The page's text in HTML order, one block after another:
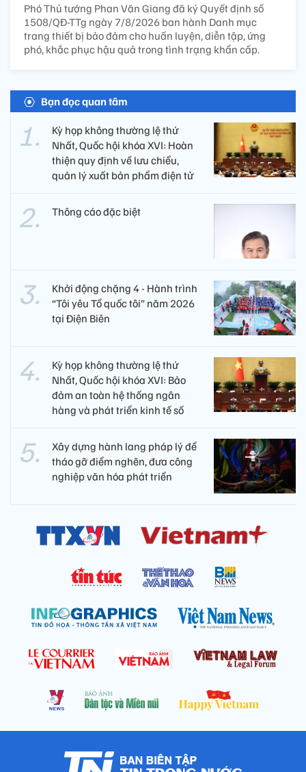
Phó Thủ tướng Phan Văn Giang đã ký Quyết định số
1508/QĐ-TTg ngày 7/8/2026 ban hành Danh mục
trang thiết bị bảo đảm cho huấn luyện, diễn tập, ứng
phó, khắc phục hậu quả trong tình trạng khẩn cấp.
Bạn đọc quan tâm
Kỳ họp không thường lệ thứ
Nhất, Quốc hội khóa XVI: Hoàn
thiện quy định về lưu chiểu,
quản lý xuất bản phẩm điện tử
Thông cáo đặc biệt
Khởi động chặng 4 - Hành trình
“Tôi yêu Tổ quốc tôi” năm 2026
tại Điện Biên
Kỳ họp không thường lệ thứ
Nhất, Quốc hội khóa XVI: Bảo
đảm an toàn hệ thống ngân
hàng và phát triển kinh tế số
Xây dựng hành lang pháp lý để
tháo gỡ điểm nghẽn, đưa công
nghiệp văn hóa phát triển